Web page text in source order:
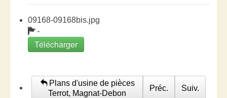
09168-09168bis.jpg
-
Télécharger
Plans d'usine de pièces
Terrot, Magnat-Debon
Préc. Suiv.